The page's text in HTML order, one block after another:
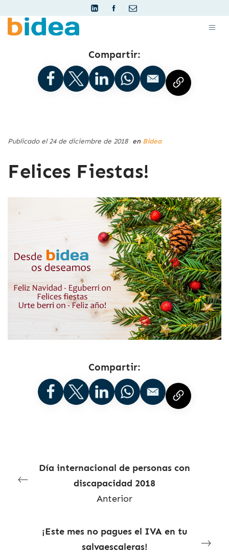
Compartir:
Publicado el 24 de diciembre de 2018 en Bidea
Felices Fiestas!
Compartir:
Día internacional de personas con
discapacidad 2018
Anterior
¡Este mes no pagues el IVA en tu
salvaescaleras!